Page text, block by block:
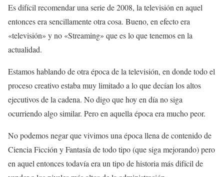
Es difícil recomendar una serie de 2008, la televisión en aquel
entonces era sencillamente otra cosa. Bueno, en efecto era
«televisión» y no «Streaming» que es lo que tenemos en la
actualidad.
Estamos hablando de otra época de la televisión, en donde todo el
proceso creativo estaba muy limitado a lo que decían los altos
ejecutivos de la cadena. No digo que hoy en día no siga
ocurriendo algo similar. Pero en aquella época era mucho peor.
No podemos negar que vivimos una época llena de contenido de
Ciencia Ficción y Fantasía de todo tipo (que siga mejorando) pero
en aquel entonces todavía era un tipo de historia más difícil de